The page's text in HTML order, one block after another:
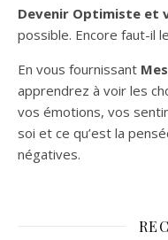
Devenir Optimiste et
possible. Encore faut-il
En vous fournissant
apprendrez à voir les
vos émotions, vos
soi et ce qu’est la
négatives.